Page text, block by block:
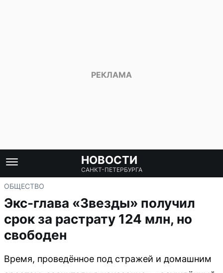
НОВОСТИ
САНКТ-ПЕТЕРБУРГА
ОБЩЕСТВО
Экс-глава «Звезды» получил
срок за растрату 124 млн, но
свободен
Время, проведённое под стражей и домашним